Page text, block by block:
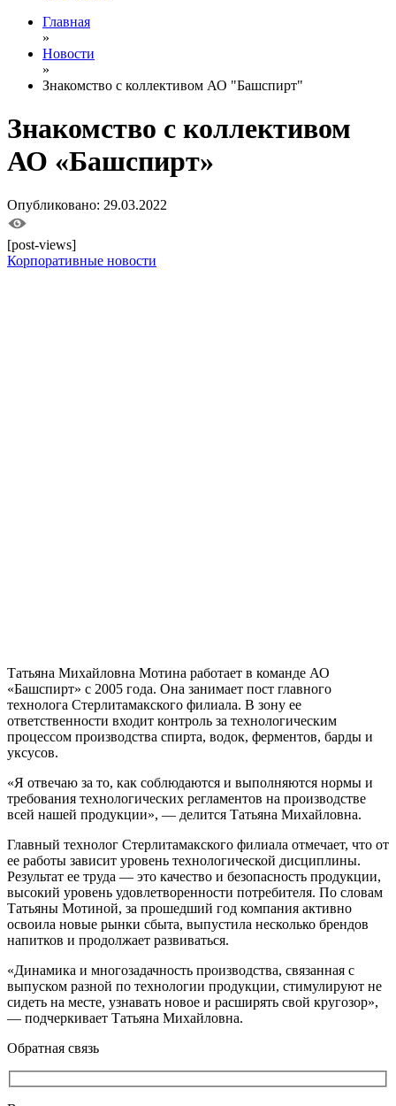
Главная
»
Новости
»
Знакомство с коллективом АО "Башспирт"
Знакомство с коллективом
АО «Башспирт»
Опубликовано: 29.03.2022
[post-views]
Корпоративные новости
Татьяна Михайловна Мотина работает в команде АО
«Башспирт» с 2005 года. Она занимает пост главного
технолога Стерлитамакского филиала. В зону ее
ответственности входит контроль за технологическим
процессом производства спирта, водок, ферментов, барды и
уксусов.
«Я отвечаю за то, как соблюдаются и выполняются нормы и
требования технологических регламентов на производстве
всей нашей продукции», — делится Татьяна Михайловна.
Главный технолог Стерлитамакского филиала отмечает, что от
ее работы зависит уровень технологической дисциплины.
Результат ее труда — это качество и безопасность продукции,
высокий уровень удовлетворенности потребителя. По словам
Татьяны Мотиной, за прошедший год компания активно
освоила новые рынки сбыта, выпустила несколько брендов
напитков и продолжает развиваться.
«Динамика и многозадачность производства, связанная с
выпуском разной по технологии продукции, стимулируют не
сидеть на месте, узнавать новое и расширять свой кругозор»,
— подчеркивает Татьяна Михайловна.
Обратная связь